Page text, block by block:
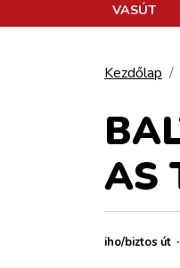
ELLÁTÁSI LÁNC
VASÚT
Kezdőlap
AS
iho/biztos út ·